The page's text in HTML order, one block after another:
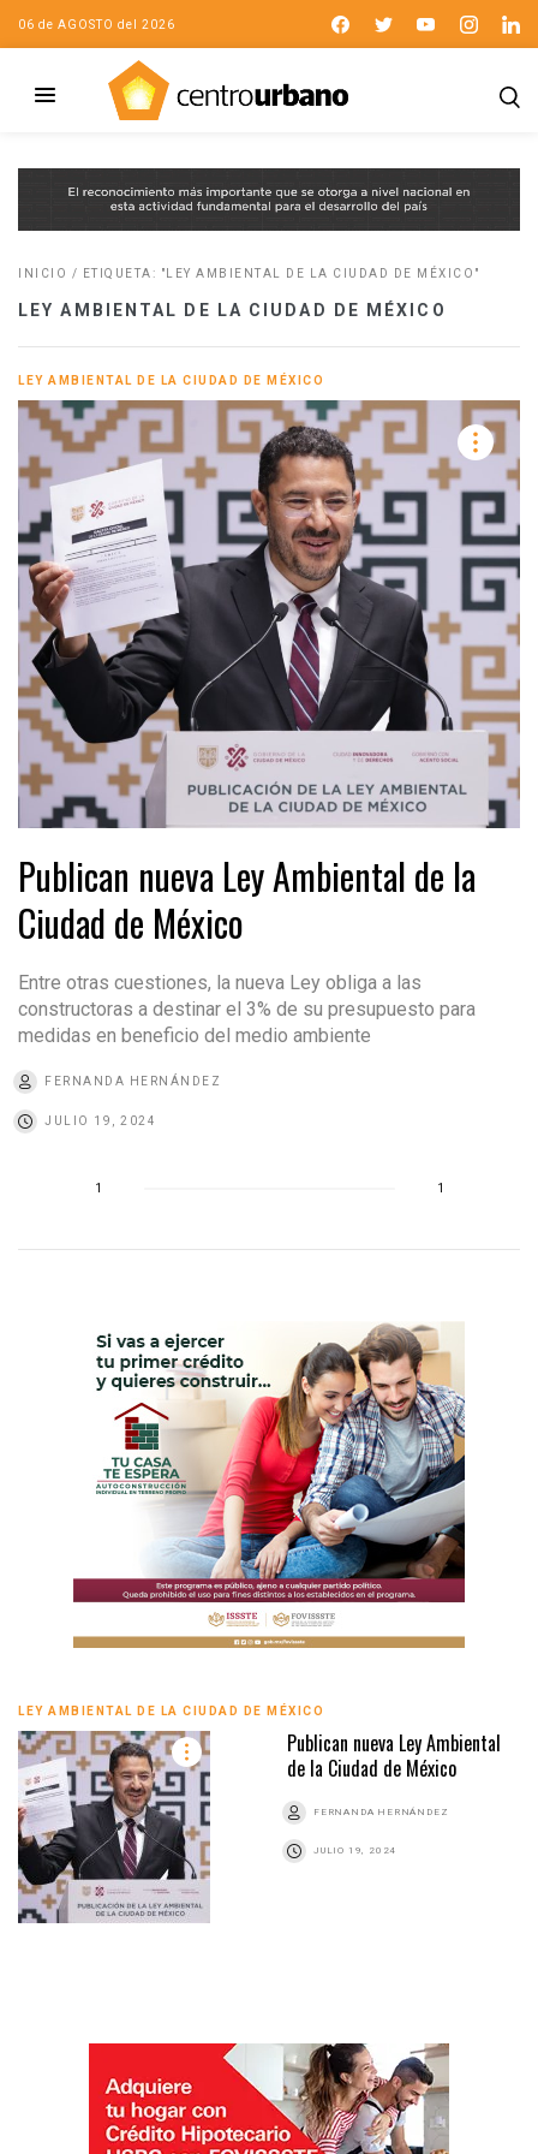
06 de AGOSTO del 2026
INICIO / ETIQUETA: "LEY AMBIENTAL DE LA CIUDAD DE MÉXICO"
LEY AMBIENTAL DE LA CIUDAD DE MÉXICO
LEY AMBIENTAL DE LA CIUDAD DE MÉXICO
Publican nueva Ley Ambiental de la
Ciudad de México
Entre otras cuestiones, la nueva Ley obliga a las
constructoras a destinar el 3% de su presupuesto para
medidas en beneficio del medio ambiente
FERNANDA HERNÁNDEZ
JULIO 19, 2024
1 1
LEY AMBIENTAL DE LA CIUDAD DE MÉXICO
Publican nueva Ley Ambiental
de la Ciudad de México
FERNANDA HERNÁNDEZ
JULIO 19, 2024